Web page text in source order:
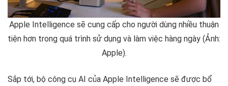
Apple Intelligence sẽ cung cấp cho người dùng nhiều thuận
tiện hơn trong quá trình sử dụng và làm việc hàng ngày (Ảnh:
Apple).
Sắp tới, bộ công cụ AI của Apple Intelligence sẽ được bổ